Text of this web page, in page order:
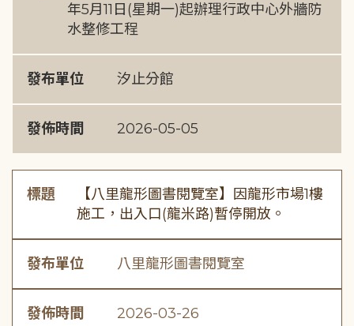
年5月11日(星期一)起辦理行政中心外牆防
水整修工程
發布單位 汐止分館
發佈時間 2026-05-05
標題
【八里龍形圖書閱覽室】因龍形市場1樓
施工，出入口(龍米路)暫停開放。
發布單位 八里龍形圖書閱覽室
發佈時間 2026-03-26